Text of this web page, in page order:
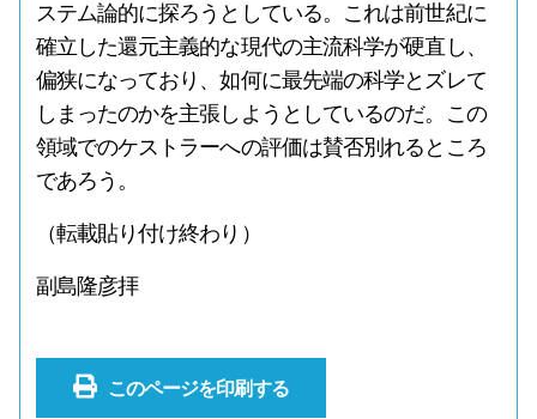
ステム論的に探ろうとしている。これは前世紀に
確立した還元主義的な現代の主流科学が硬直し、
偏狭になっており、如何に最先端の科学とズレて
しまったのかを主張しようとしているのだ。この
領域でのケストラーへの評価は賛否別れるところ
であろう。
（転載貼り付け終わり）
副島隆彦拝
このページを印刷する